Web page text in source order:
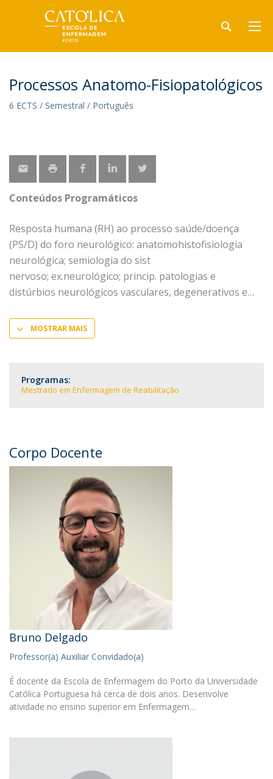
Processos Anatomo-Fisiopatológicos
6 ECTS / Semestral / Português
Conteúdos Programáticos
Resposta humana (RH) ao processo saúde/doença
(PS/D) do foro neurológico: anatomohistofisiologia
neurológica; semiologia do sist
nervoso; ex.neurológico; princip. patologias e
distúrbios neurológicos vasculares, degenerativos e
MOSTRAR MAIS
Programas:
Mestrado em Enfermagem de Reabilitação
Corpo Docente
Bruno Delgado
Professor(a) Auxiliar Convidado(a)
É docente da Escola de Enfermagem do Porto da Universidade
Católica Portuguesa há cerca de dois anos. Desenvolve
atividade no ensino superior em Enfermagem…